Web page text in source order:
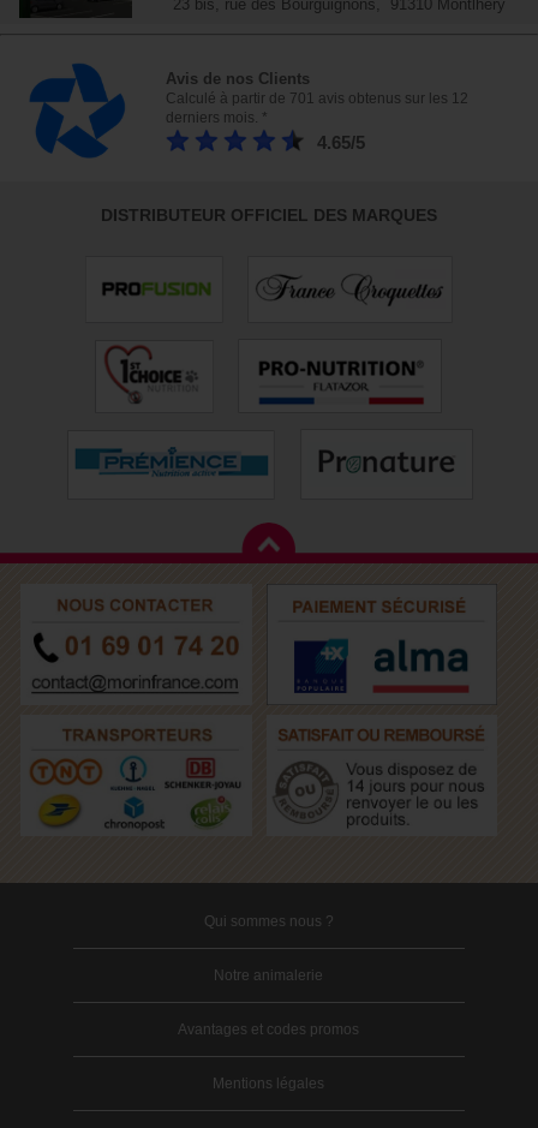
23 bis, rue des Bourguignons, 91310 Montlhéry
Avis de nos Clients
Calculé à partir de 701 avis obtenus sur les 12
derniers mois. *
4.65/5
DISTRIBUTEUR OFFICIEL DES MARQUES
Qui sommes nous ?
Notre animalerie
Avantages et codes promos
Mentions légales